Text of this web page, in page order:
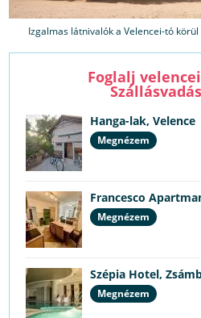
Izgalmas látnivalók a Velencei-tó
Foglalj
Hanga-lak, Velence
Megnézem
Francesco
Megnézem
Szépia Hotel,
Megnézem